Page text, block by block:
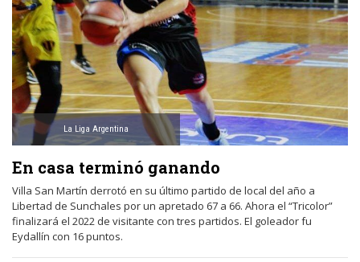
La Liga Argentina
En casa terminó ganando
Villa San Martín derrotó en su último partido de local del año a
Libertad de Sunchales por un apretado 67 a 66. Ahora el “Tricolor”
finalizará el 2022 de visitante con tres partidos. El goleador fu
Eydallín con 16 puntos.